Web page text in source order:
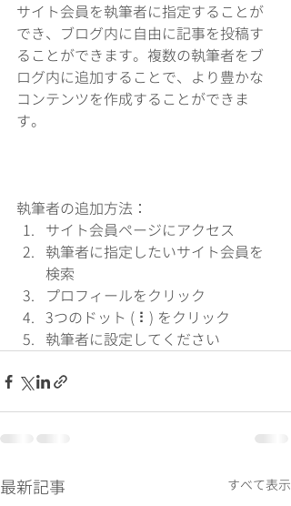
サイト会員を執筆者に指定することが
でき、ブログ内に自由に記事を投稿す
ることができます。複数の執筆者をブ
ログ内に追加することで、より豊かな
コンテンツを作成することができま
す。
執筆者の追加方法：
サイト会員ページにアクセス
執筆者に指定したいサイト会員を
検索
プロフィールをクリック
3つのドット ( ⠇) をクリック
執筆者に設定してください
最新記事 すべて表示